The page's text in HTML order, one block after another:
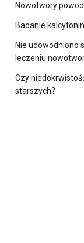
Nowotwory
Badanie
Nie udowodniono
leczeniu
Czy
starszych?